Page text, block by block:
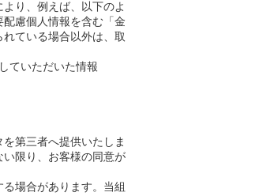
り、例えば、以下のよ
慮個人情報を含む「金
ている場合以外は、取
ていただいた情報
第三者へ提供いたしま
限り、お客様の同意が
場合があります。当組